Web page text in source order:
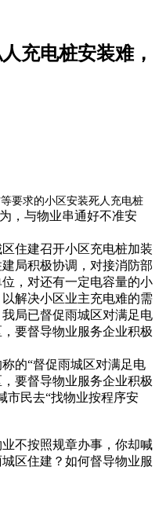
充电桩安装难，
要求的小区安装死人充电桩
，与物业串通好不准安
住建召开小区充电桩加装
局积极协调，对接消防部
，对还有一定电容量的小
解决小区业主充电难的需
局已督促雨城区对满足电
要督导物业服务企业积极
的“督促雨城区对满足电
要督导物业服务企业积极
市民去“找物业按程序安
不按照规章办事，你却喊
区住建？如何督导物业服